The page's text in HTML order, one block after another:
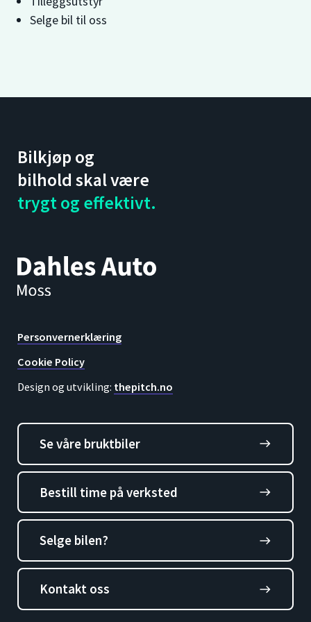
Selge bil til oss
Bilkjøp og
bilhold skal være
trygt og effektivt.
Personvernerklæring
Cookie Policy
Design og utvikling: thepitch.no
Se våre bruktbiler east
Bestill time på verksted east
Selge bilen? east
Kontakt oss east